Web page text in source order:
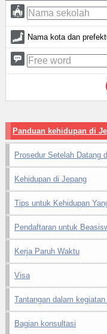
Nama kota dan
Panduan kehidupan di
Prosedur Setelah Datang
Kehidupan di Jepang
Tips untuk Kehidupan
Pendaftaran untuk
Kerja Paruh Waktu
Visa
Tantangan dalam
Bagian konsultasi